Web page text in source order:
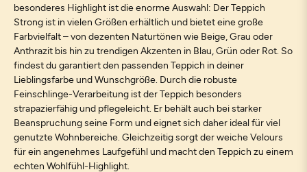
besonderes Highlight ist die enorme Auswahl: Der Teppich
Strong ist in vielen Größen erhältlich und bietet eine große
Farbvielfalt – von dezenten Naturtönen wie Beige, Grau oder
Anthrazit bis hin zu trendigen Akzenten in Blau, Grün oder Rot. So
findest du garantiert den passenden Teppich in deiner
Lieblingsfarbe und Wunschgröße. Durch die robuste
Feinschlinge-Verarbeitung ist der Teppich besonders
strapazierfähig und pflegeleicht. Er behält auch bei starker
Beanspruchung seine Form und eignet sich daher ideal für viel
genutzte Wohnbereiche. Gleichzeitig sorgt der weiche Velours
für ein angenehmes Laufgefühl und macht den Teppich zu einem
echten Wohlfühl-Highlight.